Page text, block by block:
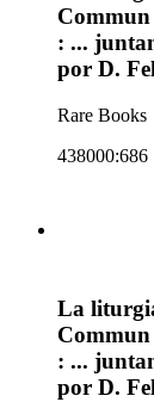
Commun
: ...
por D.
Rare Books
438000:686
La
Commun
: ...
por D.